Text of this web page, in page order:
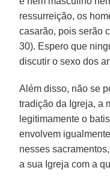
ressurreição, os
casarão, pois serão
30). Espero que
discutir o sexo dos
Além disso, não se
tradição da Igreja, a
legitimamente o
envolvem
nesses
a sua Igreja com a